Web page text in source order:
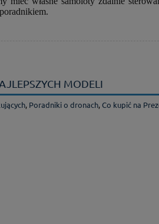
MODELI
, Poradniki o dronach,Co kupić na